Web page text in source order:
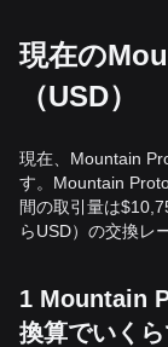
現在の
（USD）
現在、Mountain
す。Mountain
間の取引量は
らUSD）の交換レ
1 Mountain
換算でいくら